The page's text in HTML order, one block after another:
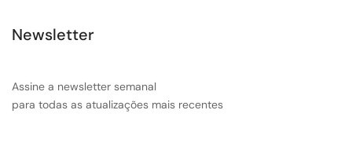
Newsletter
Assine a newsletter semanal
para todas as atualizações mais recentes